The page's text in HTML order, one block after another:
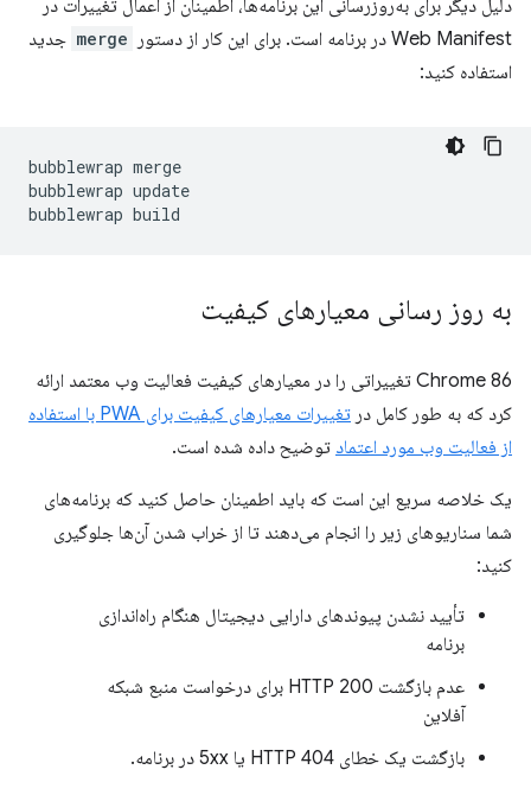
دلیل دیگر برای به‌روزرسانی این برنامه‌ها، اطمینان از اعمال تغییرات در
Web Manifest در برنامه است. برای این کار از دستور
merge جدید
استفاده کنید:
bubblewrap merge
bubblewrap update
bubblewrap
به روز رسانی معیارهای کیفیت
Chrome 86 تغییراتی را در معیارهای کیفیت فعالیت وب معتمد ارائه
کرد که به طور کامل در
تغییرات معیارهای کیفیت برای PWA با استفاده
از فعالیت وب مورد اعتماد توضیح داده شده است.
یک خلاصه سریع این است که باید اطمینان حاصل کنید که برنامه‌های
شما سناریوهای زیر را انجام می‌دهند تا از خراب شدن آن‌ها جلوگیری
کنید:
تأیید نشدن پیوندهای دارایی دیجیتال هنگام راه‌اندازی
برنامه
عدم بازگشت HTTP 200 برای درخواست منبع شبکه
آفلاین
بازگشت یک خطای HTTP 404 یا 5xx در برنامه.